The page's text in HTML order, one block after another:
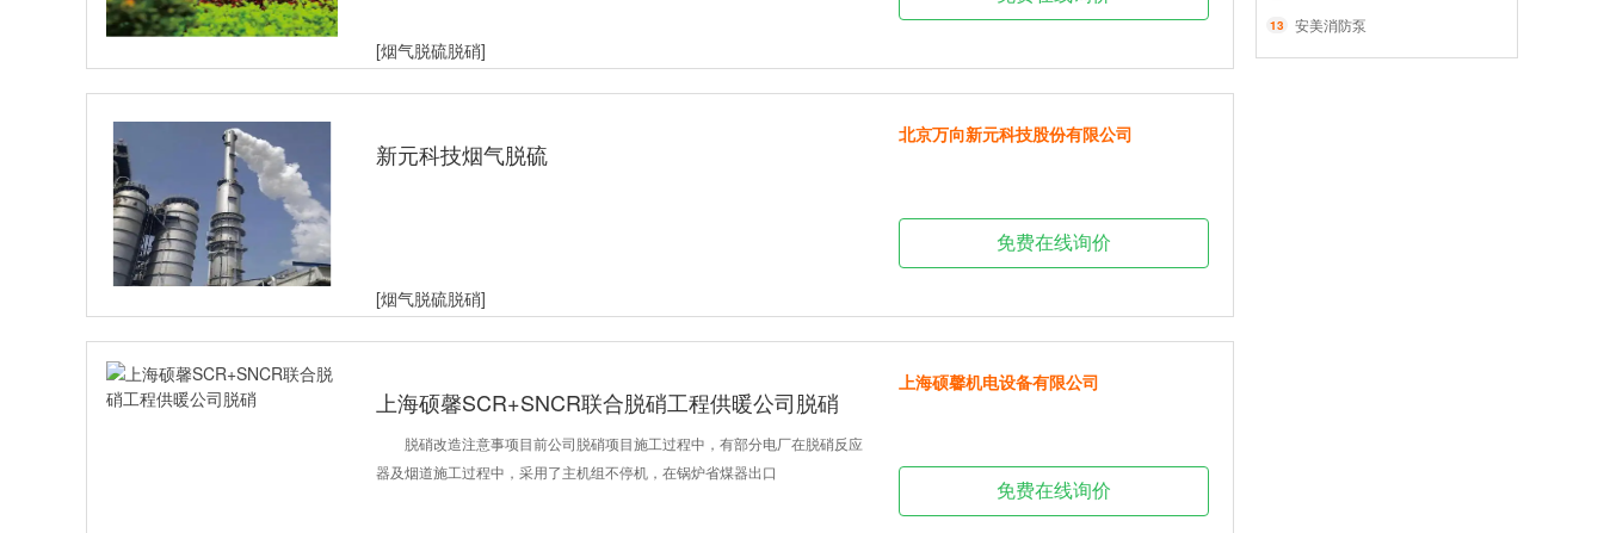
13 安美消防泵
[烟气脱硫脱硝]
新元科技烟气脱硫
[烟气脱硫脱硝]
北京万向新元科技股份有限公司
免费在线询价
上海硕馨SCR+SNCR联合脱硝工程供暖公司脱硝
脱硝改造注意事项目前公司脱硝项目施工过程中，有部分电厂在脱硝反应
器及烟道施工过程中，采用了主机组不停机，在锅炉省煤器出口
上海硕馨机电设备有限公司
免费在线询价